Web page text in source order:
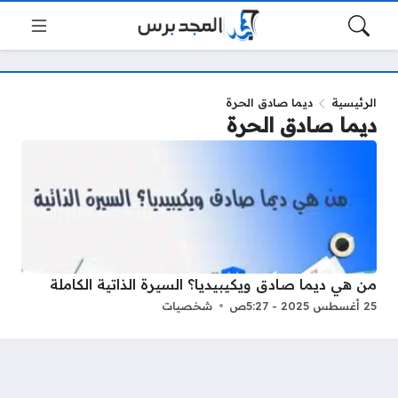
الرئيسية ديما صادق الحرة
ديما صادق الحرة
من هي ديما صادق ويكيبيديا؟ السيرة الذاتية الكاملة
25 أغسطس 2025 - 5:27ص شخصيات